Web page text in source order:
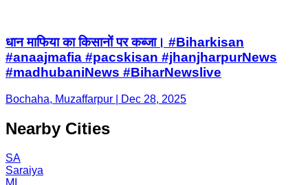
धान माफिया का किसानों पर कब्जा। #Biharkisan
#anaajmafia #pacskisan #jhanjharpurNews
#madhubaniNews #BiharNewslive
Bochaha, Muzaffarpur | Dec 28, 2025
Nearby Cities
SA
Saraiya
MI